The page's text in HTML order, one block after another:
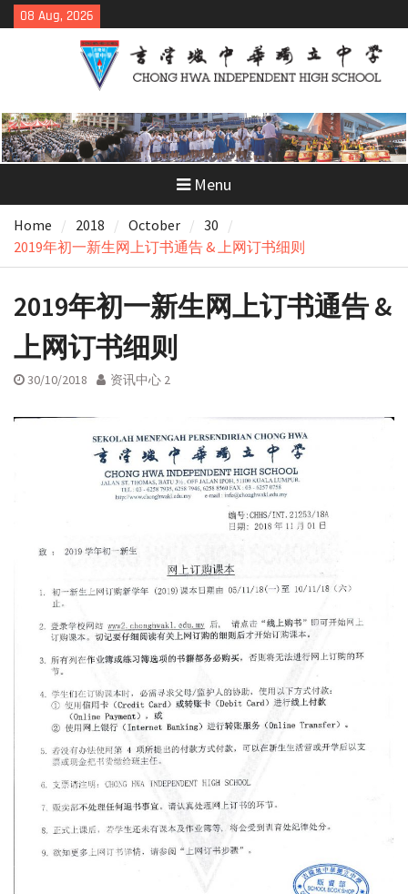
Skip
to
08 Aug, 2026
Menu
Home 2018 October
30
2019年初一新生网上订书通告 & 上网订书细则
2019年初一新生网上订书通告 &
上网订书细则
30/10/2018 资讯中心 2